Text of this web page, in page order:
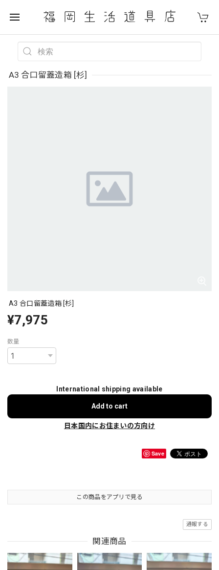
A3 合口留蓋造箱 [杉]
A3 合口留蓋造箱 [杉]
¥7,975
数量
International shipping available
Add to cart
日本国内にお住まいの方向け
Save
この商品をアプリで見る
通報する
関連商品